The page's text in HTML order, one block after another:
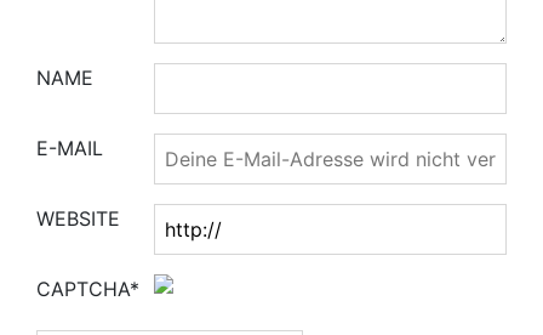
NAME
E-MAIL
WEBSITE
CAPTCHA*